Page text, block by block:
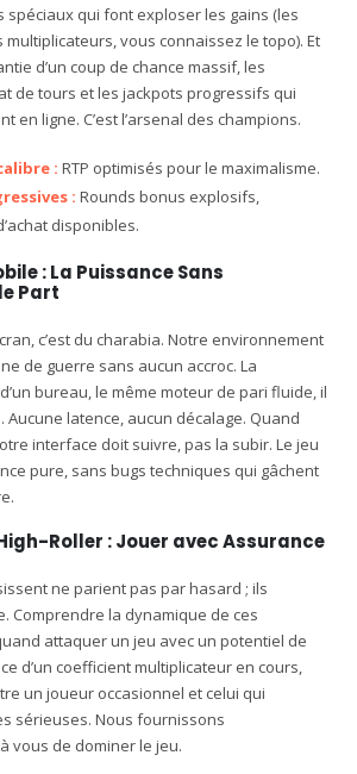
spéciaux qui font exploser les gains (les
multiplicateurs, vous connaissez le topo). Et
d’un coup de chance massif, les
de tours et les jackpots progressifs qui
en ligne. C’est l’arsenal des champions.
: RTP optimisés pour le maximalisme.
: Rounds bonus explosifs,
disponibles.
: La Puissance Sans
Part
c’est du charabia. Notre environnement
de guerre sans aucun accroc. La
bureau, le même moteur de pari fluide, il
Aucune latence, aucun décalage. Quand
interface doit suivre, pas la subir. Le jeu
pure, sans bugs techniques qui gâchent
Roller : Jouer avec Assurance
ne parient pas par hasard ; ils
Comprendre la dynamique de ces
attaquer un jeu avec un potentiel de
d’un coefficient multiplicateur en cours,
un joueur occasionnel et celui qui
sérieuses. Nous fournissons
vous de dominer le jeu.